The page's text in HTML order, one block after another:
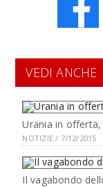
VEDI ANCHE
Urania in
NOTIZIE / 7/12/2015
Il vagabondo